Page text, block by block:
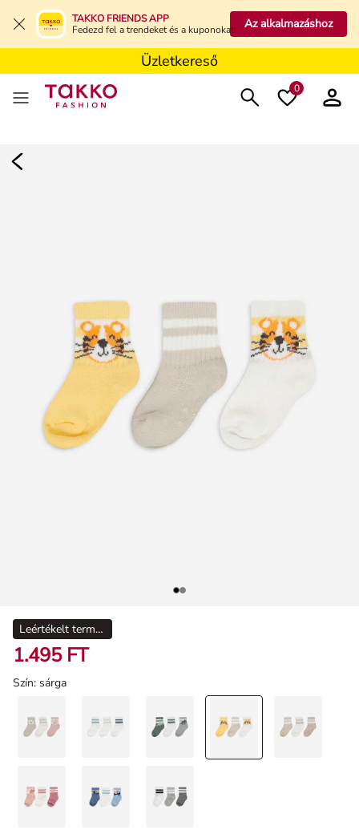
TAKKO FRIENDS APP
Fedezd fel a trendeket és a kuponokat
Az alkalmazáshoz
Üzletkereső
Üzletkereső
0
Leértékelt termékek
1.495 FT
Szín: sárga